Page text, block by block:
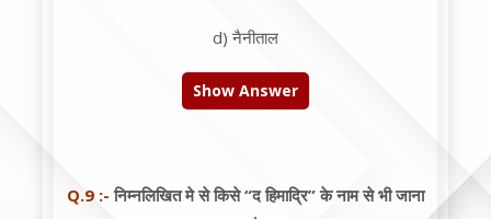
d) नैनीताल
Show Answer
Q.9 :- निम्नलिखित मे से किसे “द हिमाद्रि” के नाम से भी जाना